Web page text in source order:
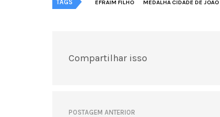
TAGS EFRAIM FILHO MEDALHA CIDADE DE JOÃO
Compartilhar isso
POSTAGEM ANTERIOR